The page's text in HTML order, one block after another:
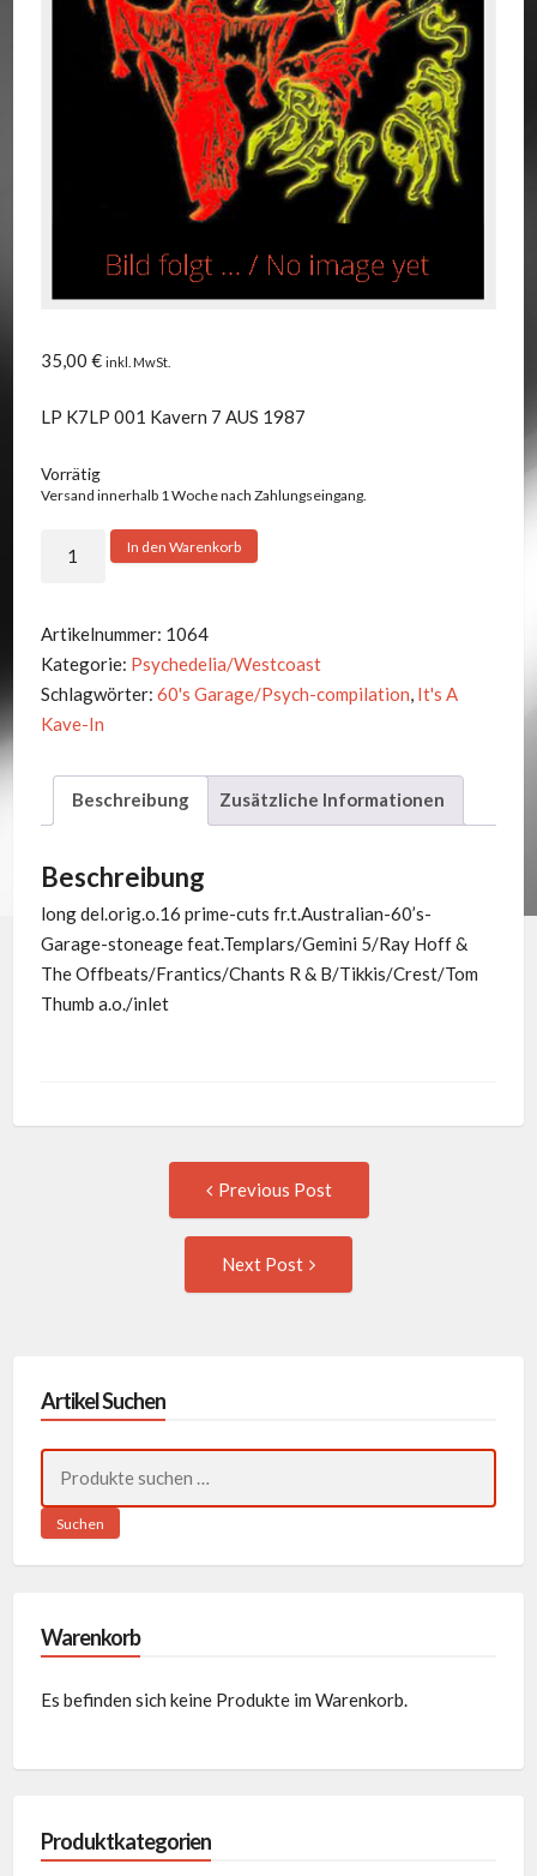
35,00 € inkl. MwSt.
LP K7LP 001 Kavern 7 AUS 1987
Vorrätig
Versand innerhalb 1 Woche nach Zahlungseingang.
A
KAVE-
IN
Menge
In den Warenkorb
Artikelnummer: 1064
Kategorie: Psychedelia/Westcoast
Schlagwörter: 60's Garage/Psych-compilation, It's A
Kave-In
Beschreibung Zusätzliche Informationen
Beschreibung
long del.orig.o.16 prime-cuts fr.t.Australian-60’s-
Garage-stoneage feat.Templars/Gemini 5/Ray Hoff &
The Offbeats/Frantics/Chants R & B/Tikkis/Crest/Tom
Thumb a.o./inlet
navigation
Previous Post
Next Post
Artikel Suchen
nach:
Suchen
Warenkorb
Es befinden sich keine Produkte im Warenkorb.
Produktkategorien